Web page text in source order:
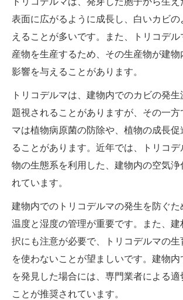
表面に広がるように成長し、白いカビの
えることが多いです。また、トリコデ
産物を生産するため、その生産物が建物
影響を与えることがあります。
トリコデルマは、建物内でのカビの発
題視されることがありますが、その一
マは植物病原菌の防除や、植物の成長
ることがあります。近年では、トリコ
物の生態系を利用した、建物内の空気浄
れています。
建物内でのトリコデルマの発生を防ぐた
温度と湿度の管理が重要です。また、建
択にも注意が必要で、トリコデルマの
を使わないことが望ましいです。建物
を発見した場合には、専門業者による適
ことが推奨されています。